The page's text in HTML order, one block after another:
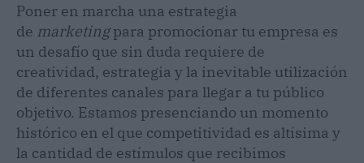
Poner en marcha una estrategia
de marketingpara promocionar tu empresa es
un desafío que sin duda requiere de
creatividad, estrategia y la inevitable utilización
de diferentes canales para llegar a tu público
objetivo. Estamos presenciando un momento
histórico en el que competitividad es altísima y
la cantidad de estímulos que recibimos